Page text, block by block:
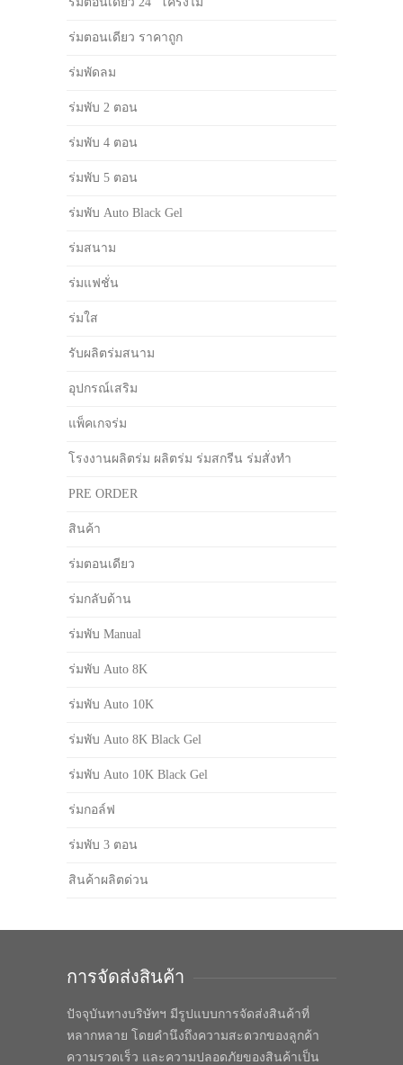
ร่มตอนเดียว ราคาถูก
ร่มพัดลม
ร่มพับ 2 ตอน
ร่มพับ 4 ตอน
ร่มพับ 5 ตอน
ร่มพับ Auto Black Gel
ร่มสนาม
ร่มแฟชั่น
ร่มใส
รับผลิตร่มสนาม
อุปกรณ์เสริม
แพ็คเกจร่ม
โรงงานผลิตร่ม ผลิตร่ม ร่มสกรีน ร่มสั่งทำ
PRE ORDER
สินค้า
ร่มตอนเดียว
ร่มกลับด้าน
ร่มพับ Manual
ร่มพับ Auto 8K
ร่มพับ Auto 10K
ร่มพับ Auto 8K Black Gel
ร่มพับ Auto 10K Black Gel
ร่มกอล์ฟ
ร่มพับ 3 ตอน
สินค้าผลิตด่วน
การจัดส่งสินค้า
ปัจจุบันทางบริษัทฯ มีรูปแบบการจัดส่งสินค้าที่
หลากหลาย โดยคำนึงถึงความสะดวกของลูกค้า
ความรวดเร็ว และความปลอดภัยของสินค้าเป็น